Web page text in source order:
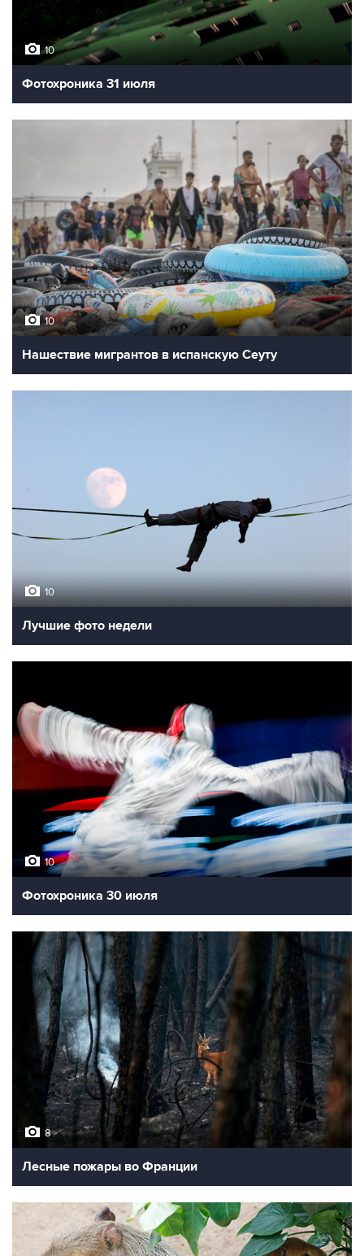
10
Фотохроника 31 июля
10
Нашествие мигрантов в испанскую Сеуту
10
Лучшие фото недели
10
Фотохроника 30 июля
8
Лесные пожары во Франции